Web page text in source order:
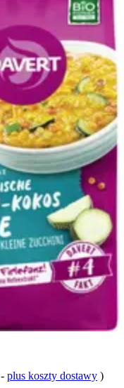
- plus koszty dostawy )